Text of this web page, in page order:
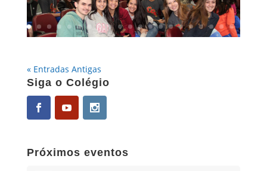
« Entradas Antigas
Siga o Colégio
Próximos eventos